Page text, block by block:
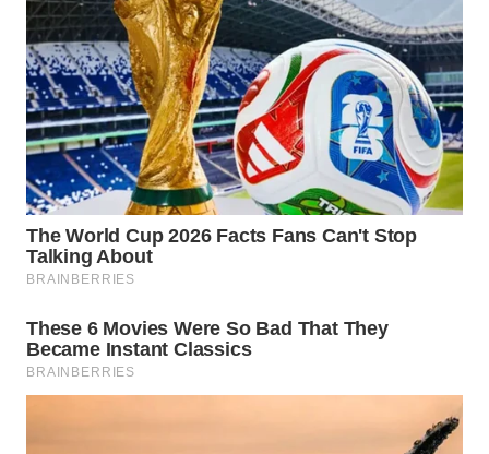
GORONTALO
WN
SULUT
WN
MALUKU
WN
MALUT
DAIRI
WN